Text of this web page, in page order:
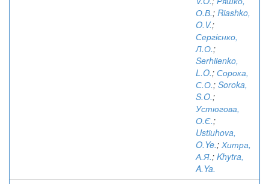
О.В.; Riashko,
O.V.;
Сергієнко,
Л.О.;
Serhiienko,
L.O.; Сорока,
С.О.; Soroka,
S.O.;
Устюгова,
О.Є.;
Ustiuhova,
O.Ye.; Хитра,
А.Я.; Khytra,
A.Ya.